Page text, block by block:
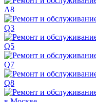
A8
Q3
Q5
Q7
Q8